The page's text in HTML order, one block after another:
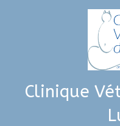
Clinique